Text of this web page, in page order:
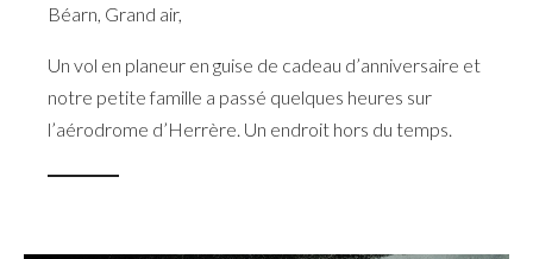
Béarn, Grand air,
Un vol en planeur en guise de cadeau d’anniversaire et
notre petite famille a passé quelques heures sur
l’aérodrome d’Herrère. Un endroit hors du temps.